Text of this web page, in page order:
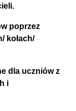
poprzez
kołach/
dla uczniów z
i